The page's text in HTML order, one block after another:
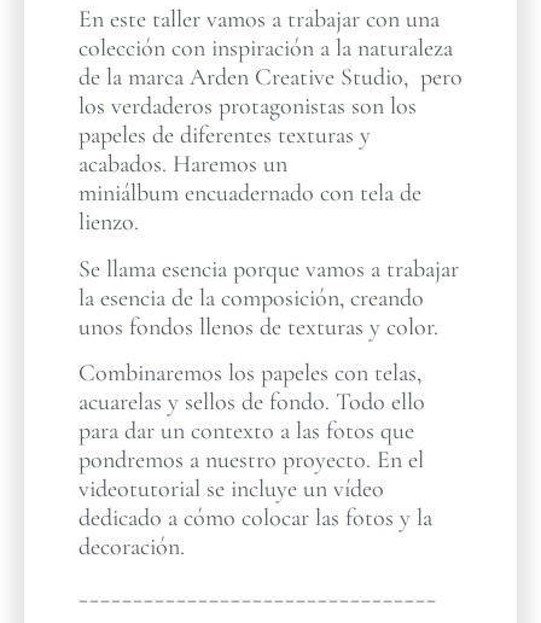
En este taller vamos a trabajar con una
colección con inspiración a la naturaleza
de la marca Arden Creative Studio, pero
los verdaderos protagonistas son los
papeles de diferentes texturas y
acabados. Haremos un
miniálbum encuadernado con tela de
lienzo.
Se llama esencia porque vamos a trabajar
la esencia de la composición, creando
unos fondos llenos de texturas y color.
Combinaremos los papeles con telas,
acuarelas y sellos de fondo. Todo ello
para dar un contexto a las fotos que
pondremos a nuestro proyecto. En el
videotutorial se incluye un vídeo
dedicado a cómo colocar las fotos y la
decoración.
_________________________________